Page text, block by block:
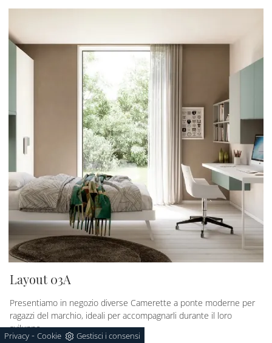
Layout 03A
Presentiamo in negozio diverse Camerette a ponte moderne per
ragazzi del marchio, ideali per accompagnarli durante il loro
sviluppo.
Privacy - Cookie Gestisci i consensi